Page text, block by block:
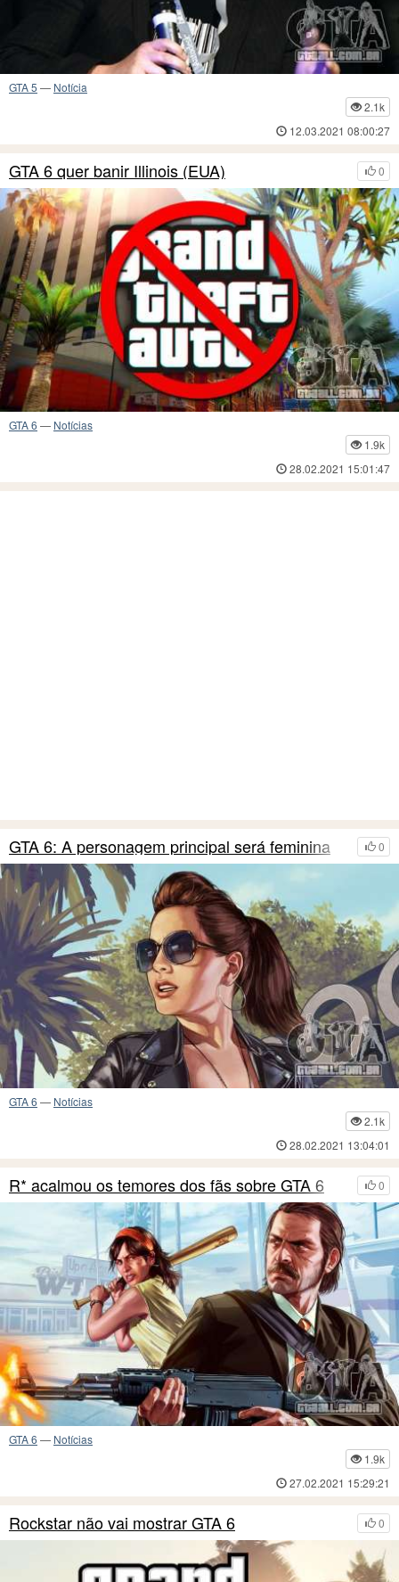
GTA 5 — Notícia
2.1k
12.03.2021 08:00:27
0
GTA 6 quer banir Illinois (EUA)
GTA 6 — Notícias
1.9k
28.02.2021 15:01:47
0
GTA 6: A personagem principal será feminina
GTA 6 — Notícias
2.1k
28.02.2021 13:04:01
0
R* acalmou os temores dos fãs sobre GTA 6
GTA 6 — Notícias
1.9k
27.02.2021 15:29:21
0
Rockstar não vai mostrar GTA 6